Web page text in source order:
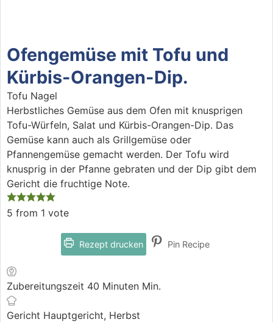
Ofengemüse mit Tofu und
Kürbis-Orangen-Dip.
Tofu Nagel
Herbstliches Gemüse aus dem Ofen mit knusprigen
Tofu-Würfeln, Salat und Kürbis-Orangen-Dip. Das
Gemüse kann auch als Grillgemüse oder
Pfannengemüse gemacht werden. Der Tofu wird
knusprig in der Pfanne gebraten und der Dip gibt dem
Gericht die fruchtige Note.
5 from 1 vote
Rezept drucken Pin Recipe
Zubereitungszeit 40 Minuten Min.
Gericht Hauptgericht, Herbst